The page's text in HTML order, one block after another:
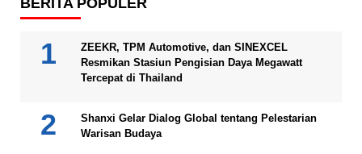
ZEEKR, TPM Automotive, dan SINEXCEL
Resmikan Stasiun Pengisian Daya Megawatt
Tercepat di Thailand
Shanxi Gelar Dialog Global tentang Pelestarian
Warisan Budaya